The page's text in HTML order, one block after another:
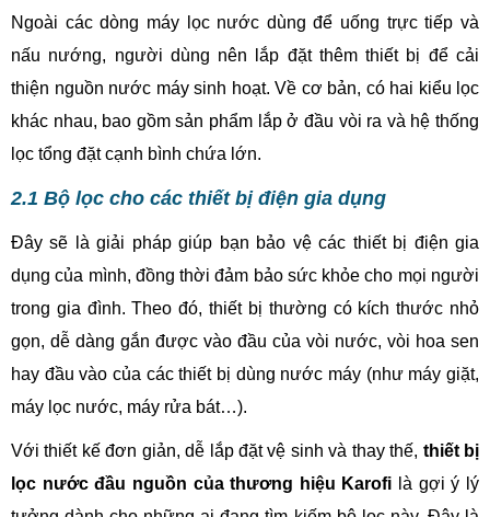
Ngoài các dòng máy lọc nước dùng để uống trực tiếp và
nấu nướng, người dùng nên lắp đặt thêm thiết bị để cải
thiện nguồn nước máy sinh hoạt. Về cơ bản, có hai kiểu lọc
khác nhau, bao gồm sản phẩm lắp ở đầu vòi ra và hệ thống
lọc tổng đặt cạnh bình chứa lớn.
2.1 Bộ lọc cho các thiết bị điện gia dụng
Đây sẽ là giải pháp giúp bạn bảo vệ các thiết bị điện gia
dụng của mình, đồng thời đảm bảo sức khỏe cho mọi người
trong gia đình. Theo đó, thiết bị thường có kích thước nhỏ
gọn, dễ dàng gắn được vào đầu của vòi nước, vòi hoa sen
hay đầu vào của các thiết bị dùng nước máy (như máy giặt,
máy lọc nước, máy rửa bát…).
Với thiết kế đơn giản, dễ lắp đặt vệ sinh và thay thế, thiết bị
lọc nước đầu nguồn của thương hiệu Karofi là gợi ý lý